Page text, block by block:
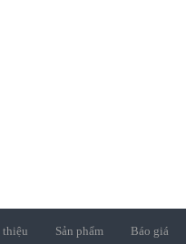
Sản phẩm Báo giá